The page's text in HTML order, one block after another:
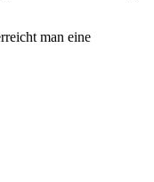
man eine